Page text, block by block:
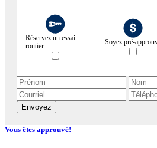
Réservez un essai
routier
Soyez pré-
Envoyez
Vous êtes approuvé!